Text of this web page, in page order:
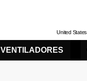
United States
VENTILADORES